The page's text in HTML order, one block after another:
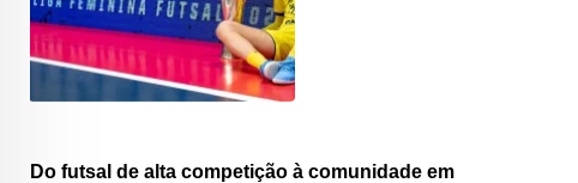
Do futsal de alta competição à comunidade em